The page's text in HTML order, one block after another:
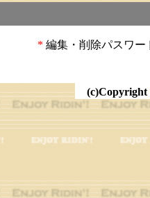
* 編集・削除パスワー
(c)Copyright